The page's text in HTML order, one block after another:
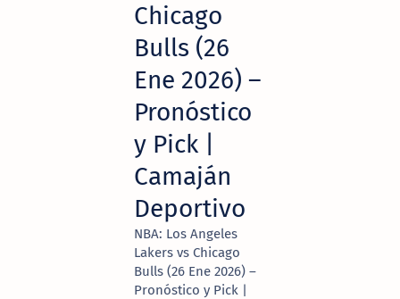
Chicago
Bulls (26
Ene 2026) –
Pronóstico
y Pick |
Camaján
Deportivo
NBA: Los Angeles
Lakers vs Chicago
Bulls (26 Ene 2026) –
Pronóstico y Pick |